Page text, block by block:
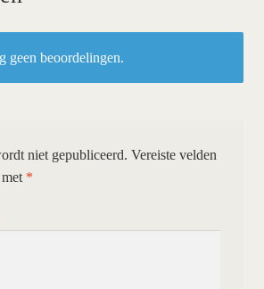
geen beoordelingen.
niet gepubliceerd. Vereiste velden
*